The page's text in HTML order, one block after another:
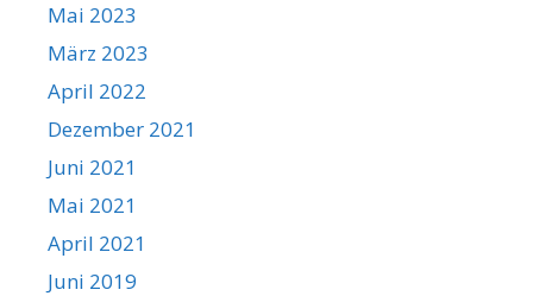
Mai 2023
März 2023
April 2022
Dezember 2021
Juni 2021
Mai 2021
April 2021
Juni 2019